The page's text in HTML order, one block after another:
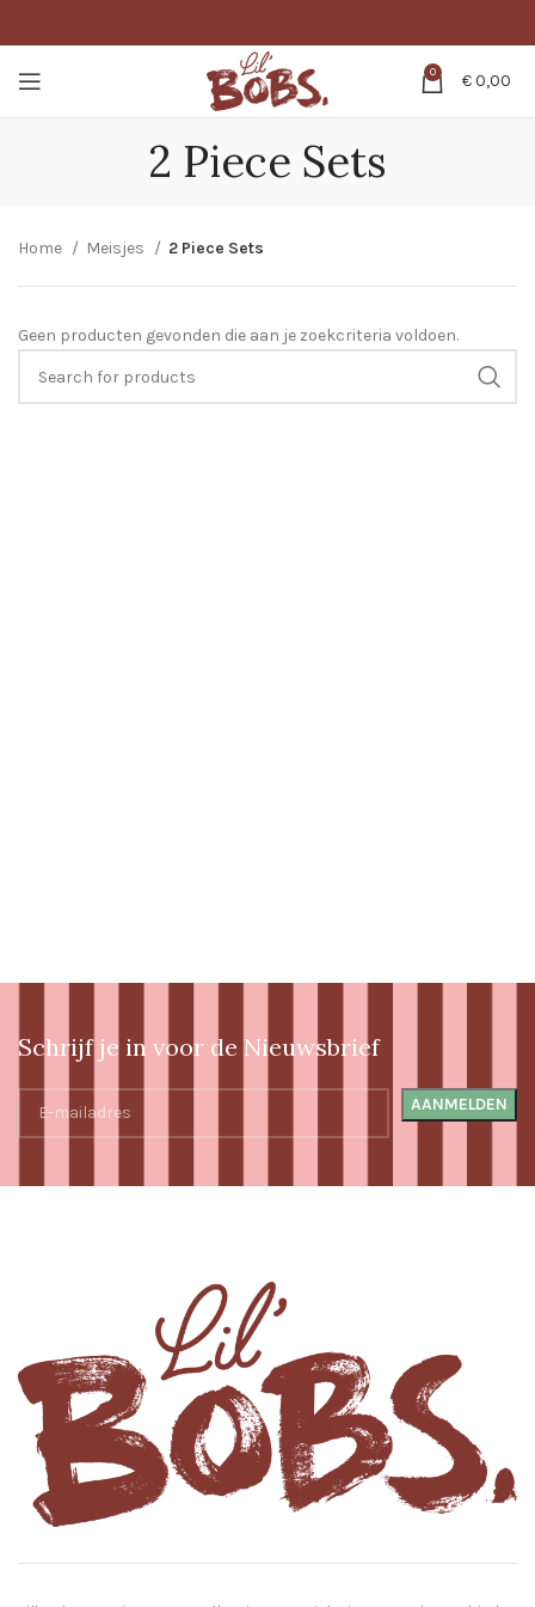
0 €0,00
2 Piece Sets
Home Meisjes 2 Piece Sets
Geen producten gevonden die aan je zoekcriteria voldoen.
Schrijf je in voor de Nieuwsbrief